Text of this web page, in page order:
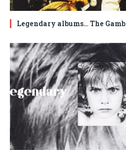
Legendary albums… The